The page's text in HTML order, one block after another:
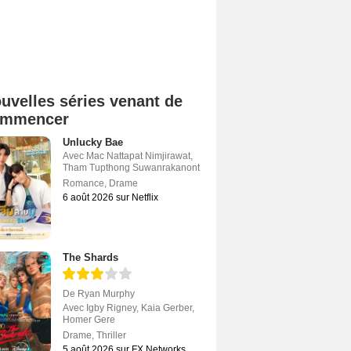
séries venant de
Unlucky Bae
Avec Mac Nattapat Nimjirawat,
Tham Tupthong Suwanrakanont
Romance, Drame
6 août 2026 sur Netflix
The Shards
De Ryan Murphy
Avec Igby Rigney, Kaia Gerber,
Homer Gere
Drame, Thriller